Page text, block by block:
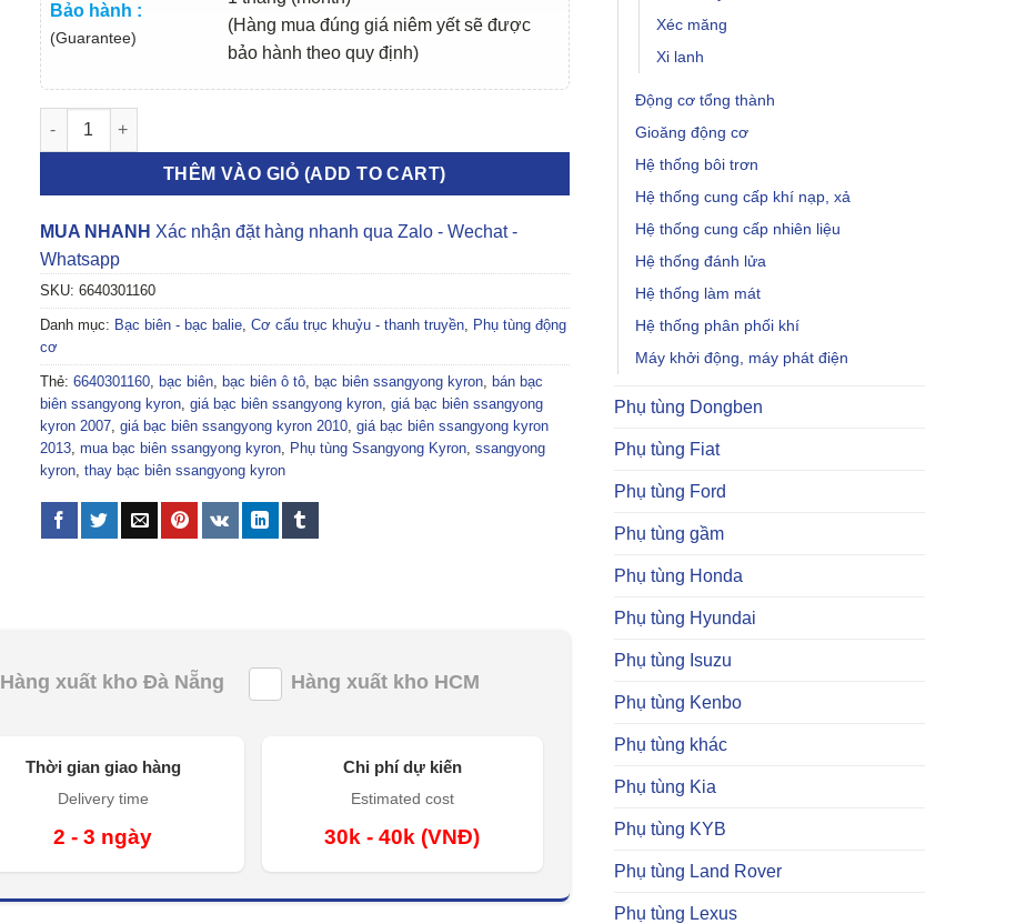
Xéc măng
Xi lanh
Động cơ tổng thành
Gioăng động cơ
Hệ thống bôi trơn
Hệ thống cung cấp khí nạp, xả
Hệ thống cung cấp nhiên liệu
Hệ thống đánh lửa
Hệ thống làm mát
Hệ thống phân phối khí
Máy khởi động, máy phát điện
Phụ tùng Dongben
Phụ tùng Fiat
Phụ tùng Ford
Phụ tùng gầm
Phụ tùng Honda
Phụ tùng Hyundai
Phụ tùng Isuzu
Phụ tùng Kenbo
Phụ tùng khác
Phụ tùng Kia
Phụ tùng KYB
Phụ tùng Land Rover
Phụ tùng Lexus
Bảo hành :
(Guarantee)
(Hàng mua đúng giá niêm yết sẽ được
bảo hành theo quy định)
BẠC BIÊN SSANGYONG KYRON 2006-2013 | 6640301160 số lượng
THÊM VÀO GIỎ (ADD TO CART)
MUA NHANH Xác nhận đặt hàng nhanh qua Zalo - Wechat -
Whatsapp
SKU: 6640301160
Danh mục: Bạc biên - bạc balie, Cơ cấu trục khuỷu - thanh truyền, Phụ tùng động
cơ
Thẻ: 6640301160, bạc biên, bạc biên ô tô, bạc biên ssangyong kyron, bán bạc
biên ssangyong kyron, giá bạc biên ssangyong kyron, giá bạc biên ssangyong
kyron 2007, giá bạc biên ssangyong kyron 2010, giá bạc biên ssangyong kyron
2013, mua bạc biên ssangyong kyron, Phụ tùng Ssangyong Kyron, ssangyong
kyron, thay bạc biên ssangyong kyron
Hàng xuất kho Đà Nẵng Hàng xuất kho HCM
Thời gian giao hàng
Delivery time
2 - 3 ngày
Chi phí dự kiến
Estimated cost
30k - 40k (VNĐ)